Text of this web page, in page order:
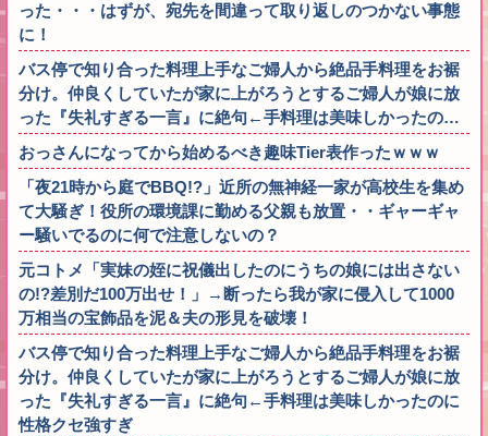
った・・・はずが、宛先を間違って取り返しのつかない事態
に！
バス停で知り合った料理上手なご婦人から絶品手料理をお裾
分け。仲良くしていたが家に上がろうとするご婦人が娘に放
った『失礼すぎる一言』に絶句←手料理は美味しかったの…
おっさんになってから始めるべき趣味Tier表作ったｗｗｗ
「夜21時から庭でBBQ!?」近所の無神経一家が高校生を集め
て大騒ぎ！役所の環境課に勤める父親も放置・・ギャーギャ
ー騒いでるのに何で注意しないの？
元コトメ「実妹の姪に祝儀出したのにうちの娘には出さない
の!?差別だ100万出せ！」→断ったら我が家に侵入して1000
万相当の宝飾品を泥＆夫の形見を破壊！
バス停で知り合った料理上手なご婦人から絶品手料理をお裾
分け。仲良くしていたが家に上がろうとするご婦人が娘に放
った『失礼すぎる一言』に絶句←手料理は美味しかったのに
性格クセ強すぎ